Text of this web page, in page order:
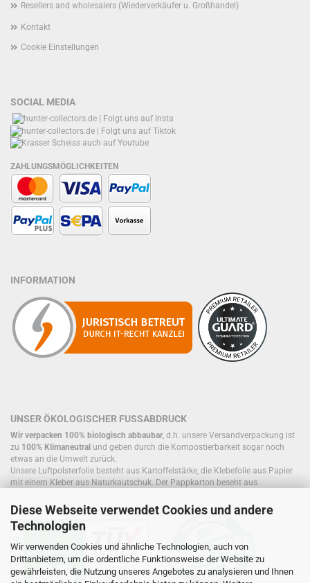
Diese Webseite verwendet Cookies und andere
Technologien
Wir verwenden Cookies und ähnliche Technologien, auch von
Drittanbietern, um die ordentliche Funktionsweise der Website zu
gewährleisten, die Nutzung unseres Angebotes zu analysieren und Ihnen
Resellers and wholesalers (Wiederverkäufer u. Großhandel)
Kontakt
Cookie Einstellungen
SOCIAL MEDIA
ZAHLUNGSMÖGLICHKEITEN
INFORMATION
UNSER ÖKOLOGISCHER FUSSABDRUCK
Wir verpacken 100% biologisch abbaubar, d.h. unsere Versandverpackung ist
zu 100% Klimaneutral und geben durch die Kompostierbarkeit sogar noch
etwas an die Umwelt zurück.
Unsere Luftpolsterfolie besteht aus Kartoffelstärke, die Klebefolie aus Papier
mit einem Kleber aus Naturkautschuk. Der Pappkarton beseht aus
Füllmaterial, bereits im Kreislauf befinden.